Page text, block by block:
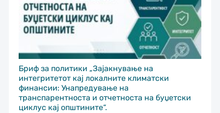
Бриф за политики „Зајакнување на
интегритетот кај локалните климатски
финансии: Унапредување на
транспарентноста и отчетноста на буџетски
циклус кај општините“.